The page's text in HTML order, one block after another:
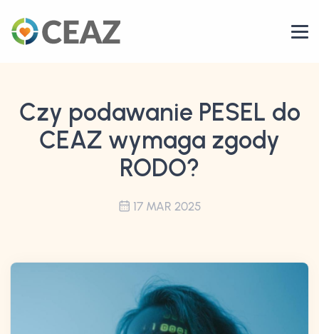
Czy podawanie PESEL do
CEAZ wymaga zgody
RODO?
17 MAR 2025